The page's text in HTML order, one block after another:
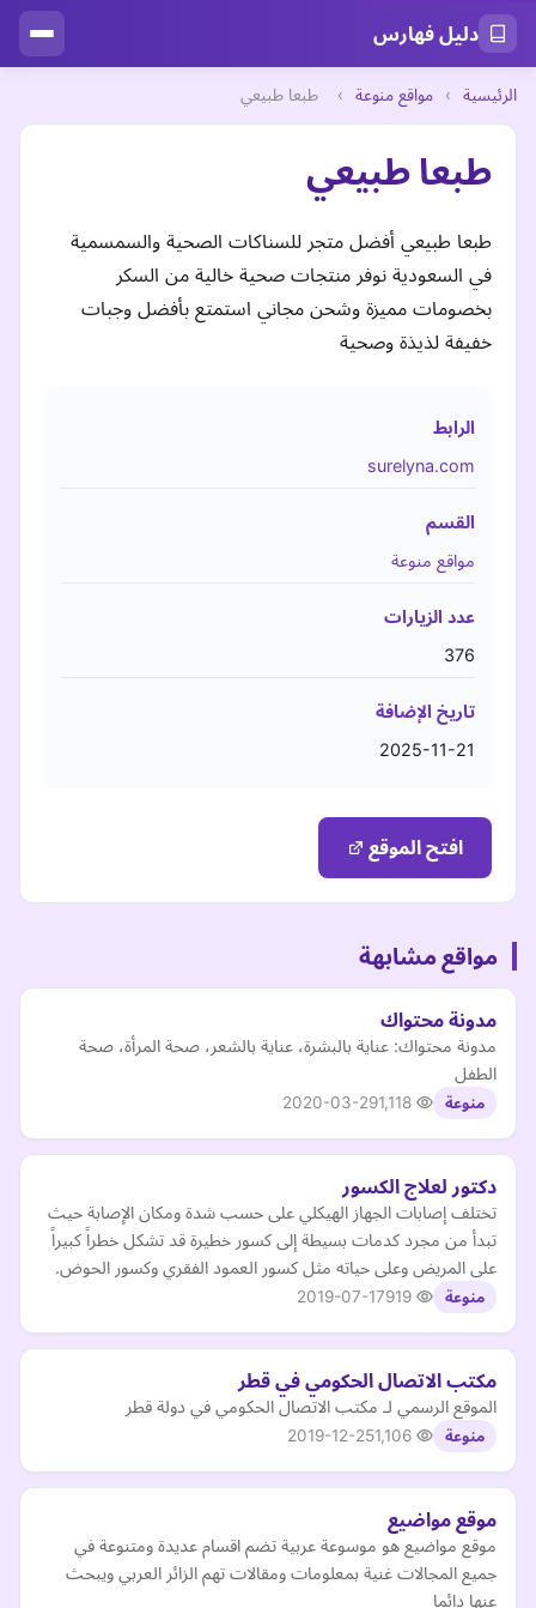
دليل فهارس
الرئيسية › مواقع منوعة › طبعا طبيعي
طبعا طبيعي
طبعا طبيعي أفضل متجر للسناكات الصحية والسمسمية
في السعودية نوفر منتجات صحية خالية من السكر
بخصومات مميزة وشحن مجاني استمتع بأفضل وجبات
خفيفة لذيذة وصحية
الرابط
surelyna.com
القسم
مواقع منوعة
عدد الزيارات
376
تاريخ الإضافة
2025-11-21
افتح الموقع
مواقع مشابهة
مدونة محتواك
مدونة محتواك: عناية بالبشرة، عناية بالشعر، صحة المرأة، صحة
الطفل
منوعة 2020-03-29
دكتور لعلاج الكسور
تختلف إصابات الجهاز الهيكلي على حسب شدة ومكان الإصابة حيث
تبدأ من مجرد كدمات بسيطة إلى كسور خطيرة قد تشكل خطراً كبيراً
على المريض وعلى حياته مثل كسور العمود الفقري وكسور الحوض.
منوعة 2019-07-17
مكتب الاتصال الحكومي في قطر
الموقع الرسمي لـ مكتب الاتصال الحكومي في دولة قطر
منوعة 2019-12-25
موقع مواضيع
موقع مواضيع هو موسوعة عربية تضم اقسام عديدة ومتنوعة في
جميع المجالات غنية بمعلومات ومقالات تهم الزائر العربي ويبحث
عنها دائما